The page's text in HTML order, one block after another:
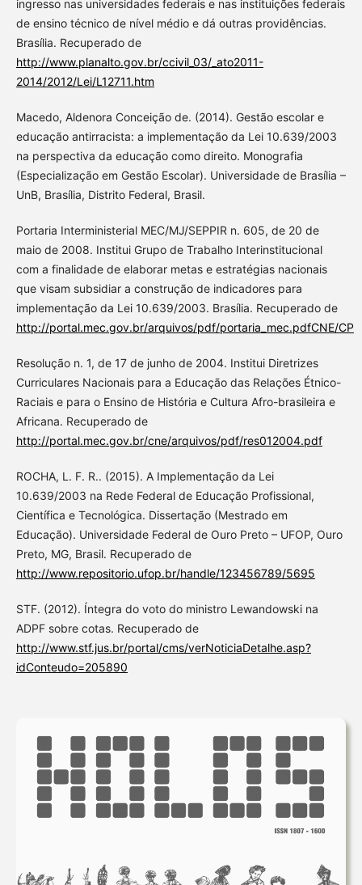
ingresso nas universidades federais e nas instituições federais
de ensino técnico de nível médio e dá outras providências.
Brasília. Recuperado de
http://www.planalto.gov.br/ccivil_03/_ato2011-
2014/2012/Lei/L12711.htm
Macedo, Aldenora Conceição de. (2014). Gestão escolar e
educação antirracista: a implementação da Lei 10.639/2003
na perspectiva da educação como direito. Monografia
(Especialização em Gestão Escolar). Universidade de Brasília –
UnB, Brasília, Distrito Federal, Brasil.
Portaria Interministerial MEC/MJ/SEPPIR n. 605, de 20 de
maio de 2008. Institui Grupo de Trabalho Interinstitucional
com a finalidade de elaborar metas e estratégias nacionais
que visam subsidiar a construção de indicadores para
implementação da Lei 10.639/2003. Brasília. Recuperado de
http://portal.mec.gov.br/arquivos/pdf/portaria_mec.pdfCNE/CP
Resolução n. 1, de 17 de junho de 2004. Institui Diretrizes
Curriculares Nacionais para a Educação das Relações Étnico-
Raciais e para o Ensino de História e Cultura Afro-brasileira e
Africana. Recuperado de
http://portal.mec.gov.br/cne/arquivos/pdf/res012004.pdf
ROCHA, L. F. R.. (2015). A Implementação da Lei
10.639/2003 na Rede Federal de Educação Profissional,
Científica e Tecnológica. Dissertação (Mestrado em
Educação). Universidade Federal de Ouro Preto – UFOP, Ouro
Preto, MG, Brasil. Recuperado de
http://www.repositorio.ufop.br/handle/123456789/5695
STF. (2012). Íntegra do voto do ministro Lewandowski na
ADPF sobre cotas. Recuperado de
http://www.stf.jus.br/portal/cms/verNoticiaDetalhe.asp?
idConteudo=205890